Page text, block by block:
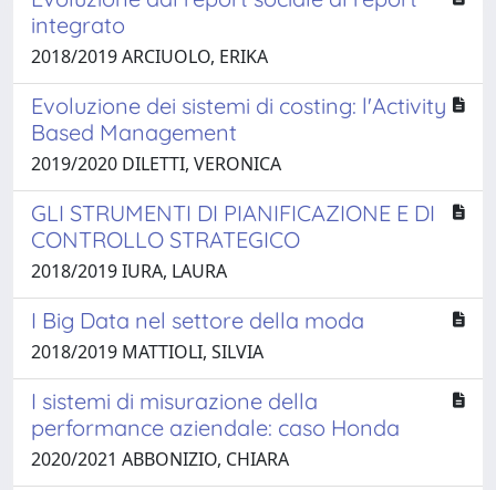
integrato
2018/2019 ARCIUOLO, ERIKA
Evoluzione dei sistemi di costing: l'Activity
Based Management
2019/2020 DILETTI, VERONICA
GLI STRUMENTI DI PIANIFICAZIONE E DI
CONTROLLO STRATEGICO
2018/2019 IURA, LAURA
I Big Data nel settore della moda
2018/2019 MATTIOLI, SILVIA
I sistemi di misurazione della
performance aziendale: caso Honda
2020/2021 ABBONIZIO, CHIARA